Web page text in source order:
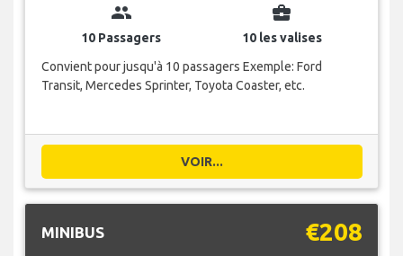
group
10 Passagers
business_center
10 les valises
Convient pour jusqu'à 10 passagers Exemple: Ford
Transit, Mercedes Sprinter, Toyota Coaster, etc.
VOIR...
MINIBUS €208